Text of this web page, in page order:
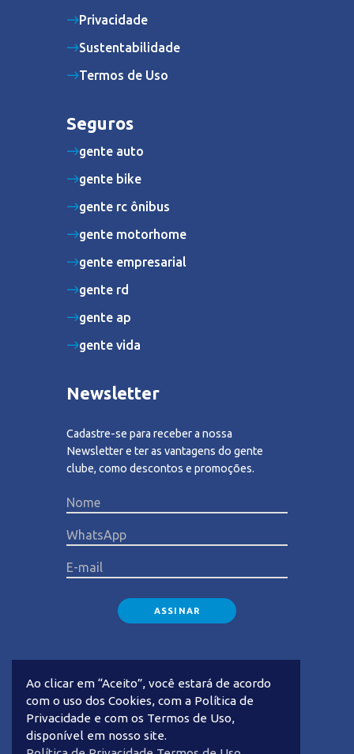
Privacidade
Sustentabilidade
Termos de Uso
Seguros
gente auto
gente bike
gente rc ônibus
gente motorhome
gente empresarial
gente rd
gente ap
gente vida
Newsletter
Cadastre-se para receber a nossa
Newsletter e ter as vantagens do gente
clube, como descontos e promoções.
Ao clicar em “Aceito”, você estará de acordo
com o uso dos Cookies, com a Política de
Privacidade e com os Termos de Uso,
disponível em nosso site.